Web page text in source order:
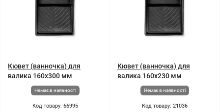
Кювет (ванночка) для
валика 160x300 мм
Немає в наявності
Код товару: 66995
Кювет (ванночка) для
валика 160x230 мм
Немає в наявності
Код товару: 21036